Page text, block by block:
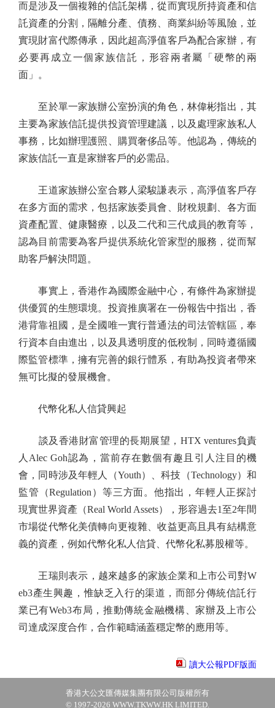
而是涉及一個複雜的信託架構，從而實現所持資產和信
託資產的分割，隔離分產、債務、商業糾紛等風險，並
實現財富代際傳承，因此超高淨值客戶為配合家辦，有
必要再成立一個家族信託，形容兩者屬「硬幣的兩
面」。
至於單一家族辦公室扮演的角色，林偉彬指出，其
主要為家族信託提供投資管理建議，以及處理家族私人
事務，比如辦理護照、購買奢侈品等。他認為，傳統的
家族信託一直是家辦客戶的必需品。
王道家族辦公室合夥人梁駿謙表示，高淨值客戶存
在多方面的需求，包括家族委員會、財稅規劃、各方面
資產配置、健康醫療，以及二代和三代成員的教育等，
認為目前需要為客戶提供系統化管家型的服務，從而幫
助客戶解決問題。
事實上，香港作為國際金融中心，有條件為家辦提
供優質的生態環境。投資推廣署在一份報告中指出，香
港背靠祖國，是全國唯一實行普通法的司法管轄區，奉
行資本自由進出，以及具透明度的低稅制，同時遵循國
際監管標準，擁有完善的銀行體系，有助為投資者帶來
無可比擬的發展機會。
代幣化私人信貸興起
談及香港財富管理的長期展望，HTX ventures負責
人Alec Goh認為，當前存在數個有趣且引人注目的機
會，同時涉及年輕人（Youth）、科技（Technology）和
監管（Regulation）等三方面。他指出，年輕人正探討
現實世界資產（Real World Assets），形容過去1至2年間
市場從代幣化美債轉向更複雜、收益更高且具有結構意
義的資產，例如代幣化私人信貸、代幣化私募股權等。
王瑞則表示，越來越多的家族企業和上市公司對W
eb3產生興趣，惟缺乏入行的渠道，而部分傳統信託行
業已有Web3布局，推動傳統金融機構、家辦及上市公
司達成深度合作，合作範疇涵蓋穩定幣的應用等。
讀大公報PDF版面
香港大公文匯傳媒集團有限公司版權所有
© 1997-2026 WWW.TKWW.HK LIMITED.